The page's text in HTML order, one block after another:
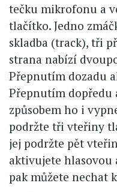
tečku mikrofonu a
tlačítko. Jedno
skladba (track), tři
strana nabízí
Přepnutím dozadu
Přepnutím dopředu
způsobem ho i
podržte tři vteřiny
jej podržte pět
aktivujete hlasovou
pak můžete nechat